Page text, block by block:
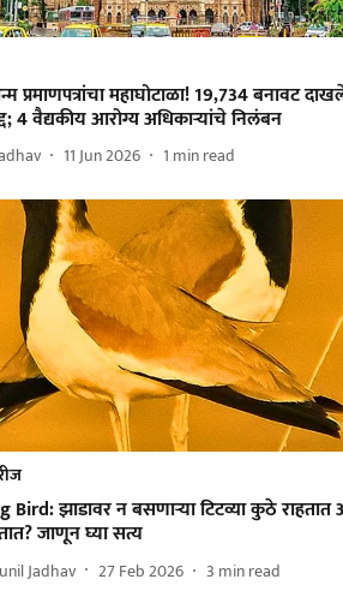
प्रमाणपत्रांचा महाघोटाळा! 19,734 बनावट
4 वैद्यकीय आरोग्य अधिकाऱ्यांचे निलंबन
11 Jun 2026 1 min read
Bird: झाडावर न बसणाऱ्या टिटव्या कुठे राहतात
जाणून घ्या सत्य
Jadhav 27 Feb 2026 3 min read